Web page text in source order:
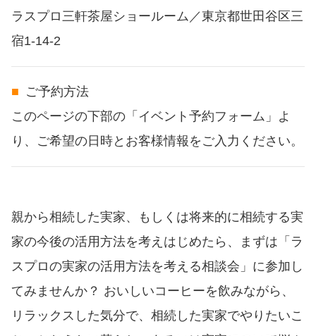
ラスプロ三軒茶屋ショールーム／東京都世田谷区三
宿1-14-2
ご予約方法
このページの下部の「イベント予約フォーム」よ
り、ご希望の日時とお客様情報をご入力ください。
親から相続した実家、もしくは将来的に相続する実
家の今後の活用方法を考えはじめたら、まずは「ラ
スプロの実家の活用方法を考える相談会」に参加し
てみませんか？ おいしいコーヒーを飲みながら、
リラックスした気分で、相続した実家でやりたいこ